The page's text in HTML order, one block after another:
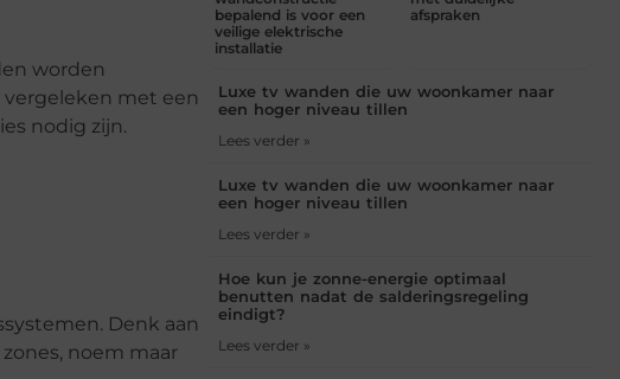
worden
met een
nodig zijn.
Denk aan
noem maar
bepalend is voor een
veilige elektrische
installatie
afspraken
Luxe tv wanden die uw woonkamer naar
een hoger niveau tillen
Lees verder »
Luxe tv wanden die uw woonkamer naar
een hoger niveau tillen
Lees verder »
Hoe kun je zonne-energie optimaal
benutten nadat de salderingsregeling
eindigt?
Lees verder »